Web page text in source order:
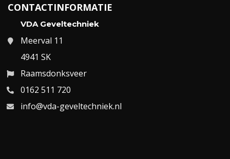
CONTACTINFORMATIE
VDA Geveltechniek
Meerval 11
4941 SK
Raamsdonksveer
0162 511 720
info@vda-geveltechniek.nl